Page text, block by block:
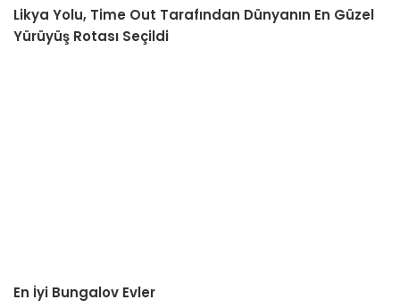
Likya Yolu, Time Out Tarafından Dünyanın En Güzel
Yürüyüş Rotası Seçildi
En İyi Bungalov Evler